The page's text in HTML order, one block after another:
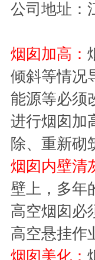
公司地址：
烟囱加高：
倾斜等情况
能源等必须
进行烟囱加
除、重新
烟囱内壁清
壁上，多年
高空烟囱必
高空悬挂作
烟囱美化：